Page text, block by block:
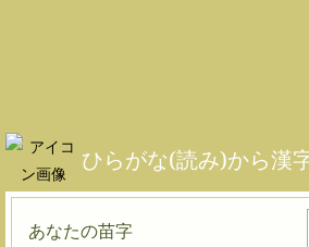
ひらがな(読み)から漢
あなたの苗字